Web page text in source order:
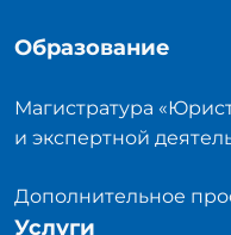
Образование
Магистратура
и экспертной
Дополнительное
Услуги